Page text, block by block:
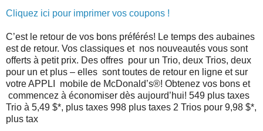
Cliquez ici pour imprimer vos coupons !
C’est le retour de vos bons préférés! Le temps des aubaines
est de retour. Vos classiques et nos nouveautés vous sont
offerts à petit prix. Des offres pour un Trio, deux Trios, deux
pour un et plus – elles sont toutes de retour en ligne et sur
votre APPLI mobile de McDonald’s®! Obtenez vos bons et
commencez à économiser dès aujourd’hui! 549 plus taxes
Trio à 5,49 $*, plus taxes 998 plus taxes 2 Trios pour 9,98 $*,
plus tax